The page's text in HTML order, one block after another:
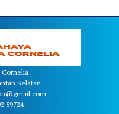
Cornelia
Selatan
59724